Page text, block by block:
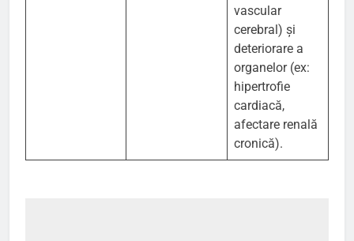
vascular
cerebral) și
deteriorare a
organelor (ex:
hipertrofie
cardiacă,
afectare renală
cronică).